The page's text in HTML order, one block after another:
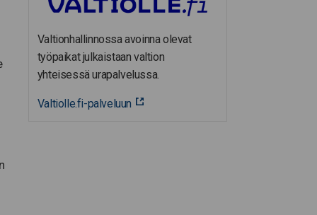
Valtionhallinnossa avoinna olevat
työpaikat julkaistaan valtion
yhteisessä urapalvelussa.
Valtiolle.fi-palveluun